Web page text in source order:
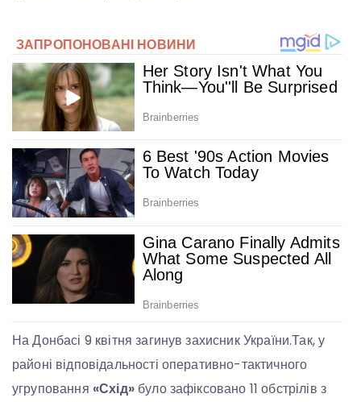
На Донбасі 9 квітня загинув захисник України.Так, у
районі відповідальності оперативно-тактичного
угруповання «Схід»було зафіксовано 11 обстрілів з